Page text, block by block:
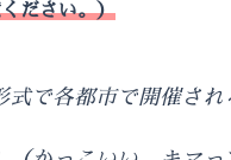
ださい。）
で各都市で開催され